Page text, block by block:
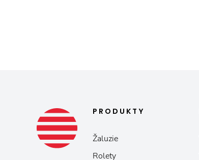
PRODUKTY
Žaluzie
Rolety